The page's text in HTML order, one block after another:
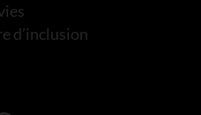
d’inclusion